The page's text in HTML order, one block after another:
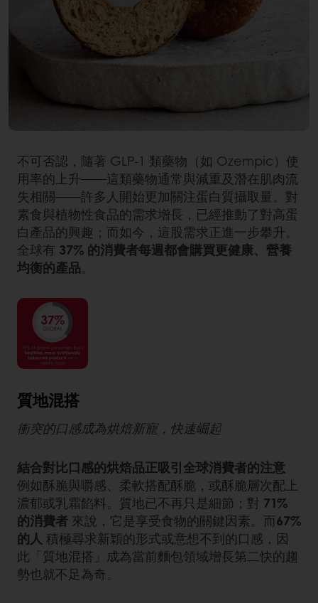
不可否認，隨著 GLP-1 類藥物（如 Ozempic）使
用率的上升——這類藥物通常與減重及潛在肌肉流
失相關——許多人開始更加關注蛋白質攝取量。對
素食與植物性食品的需求增長，已經推動了對高蛋
白產品的興趣；而如今，這股需求正進一步攀升。
全球有 37% 的消費者每週都會購買更健康、營養
均衡的產品。
質地混搭
衝突的口感成為烘焙新寵，快速崛起
結合對比口感的烘焙品正吸引全球消費者的注意
例如酥脆與嚼感、柔軟搭配酥脆，或酥脆層次配上
濃郁或乳霜餡料。質地已不再只是細節；對 71%
的消費者 來說，它是享受食物的關鍵因素。而67%
的人 積極尋求新穎的形式或意想不到的口感，因
此「質地混搭」成為當前麵包領域增長第二快的趨
勢也就不足為奇。